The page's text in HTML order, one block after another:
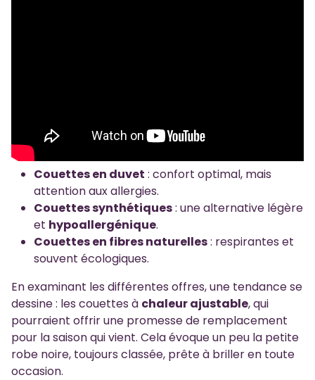
Couettes en duvet : confort optimal, mais
attention aux allergies.
Couettes synthétiques: une alternative légère
et hypoallergénique.
Couettes en fibres naturelles: respirantes et
souvent écologiques.
En examinant les différentes offres, une tendance se
dessine : les couettes à chaleur ajustable, qui
pourraient offrir une promesse de remplacement
pour la saison qui vient. Cela évoque un peu la petite
robe noire, toujours classée, prête à briller en toute
occasion.